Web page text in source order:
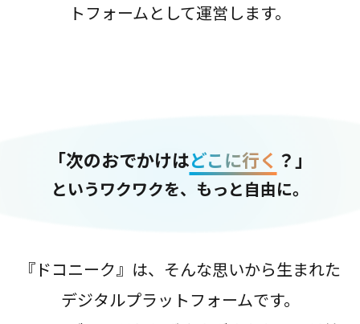
トフォームとして運営します。
「次のおでかけはどこに行く ？」
というワクワクを、もっと自由に。
『ドコニーク』は、そんな思いから生まれた
デジタルプラットフォームです。